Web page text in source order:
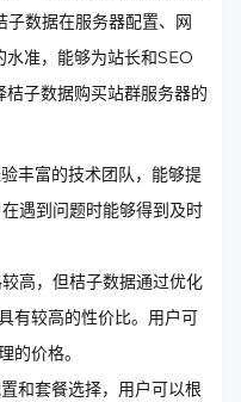
数据在服务器配置、网
准，能够为站长和SEO
子数据购买站群服务器的
丰富的技术团队，能够提
遇到问题时能够得到及时
高，但桔子数据通过优化
有较高的性价比。用户可
的价格。
和套餐选择，用户可以根